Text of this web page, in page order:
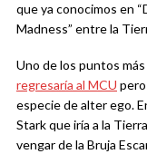
que ya conocimos en
Madness” entre la
Uno de los puntos
regresaría al MCU
especie de alter ego.
Stark que iría a la
vengar de la Bruja